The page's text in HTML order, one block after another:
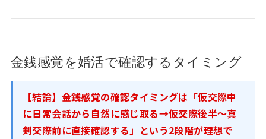
金銭感覚を婚活で確認するタイミング
【結論】金銭感覚の確認タイミングは「仮交際中
に日常会話から自然に感じ取る→仮交際後半〜真
剣交際前に直接確認する」という2段階が理想で